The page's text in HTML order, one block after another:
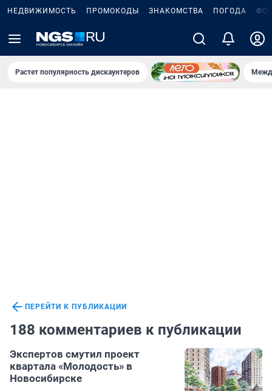
НЕДВИЖИМОСТЬ ПРОМОКОДЫ ЗНАКОМСТВА ПОГОДА
Растет популярность дискаунтеров
ПЕРЕЙТИ К ПУБЛИКАЦИИ
188 комментариев к публикации
Экспертов смутил проект
квартала «Молодость» в
Новосибирске